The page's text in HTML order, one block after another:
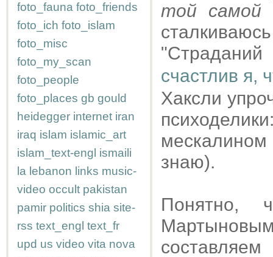
foto_fauna foto_friends
foto_ich foto_islam
foto_misc
foto_my_scan
foto_people
foto_places gb gould
heidegger internet iran
iraq islam islamic_art
islam_text-engl ismaili
la lebanon links music-
video occult pakistan
pamir politics shia site-
rss text_engl text_fr
upd us video vita nova
той самой
счастлив я,
Хаксли
знаю).